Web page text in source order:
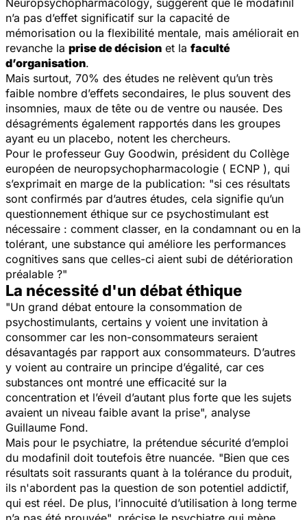
n’a pas d’effet significatif sur la capacité de
mémorisation ou la flexibilité mentale, mais améliorait en
revanche la prise de décision et la faculté
d’organisation.
Mais surtout, 70% des études ne relèvent qu’un très
faible nombre d’effets secondaires, le plus souvent des
insomnies, maux de tête ou de ventre ou nausée. Des
désagréments également rapportés dans les groupes
ayant eu un placebo, notent les chercheurs.
Pour le professeur Guy Goodwin, président du Collège
européen de neuropsychopharmacologie ( ECNP ), qui
s’exprimait en marge de la publication: "si ces résultats
sont confirmés par d’autres études, cela signifie qu’un
questionnement éthique sur ce psychostimulant est
nécessaire : comment classer, en la condamnant ou en la
tolérant, une substance qui améliore les performances
cognitives sans que celles-ci aient subi de détérioration
préalable ?"
La nécessité d'un débat éthique
"Un grand débat entoure la consommation de
psychostimulants, certains y voient une invitation à
consommer car les non-consommateurs seraient
désavantagés par rapport aux consommateurs. D’autres
y voient au contraire un principe d’égalité, car ces
substances ont montré une efficacité sur la
concentration et l’éveil d’autant plus forte que les sujets
avaient un niveau faible avant la prise", analyse
Guillaume Fond.
Mais pour le psychiatre, la prétendue sécurité d’emploi
du modafinil doit toutefois être nuancée. "Bien que ces
résultats soit rassurants quant à la tolérance du produit,
ils n'abordent pas la question de son potentiel addictif,
qui est réel. De plus, l’innocuité d’utilisation à long terme